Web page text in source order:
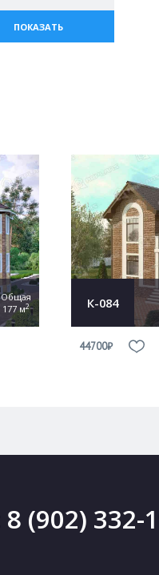
ПОКАЗАТЬ
Общая
177 м2 К-084
44700₽
8 (902) 332-